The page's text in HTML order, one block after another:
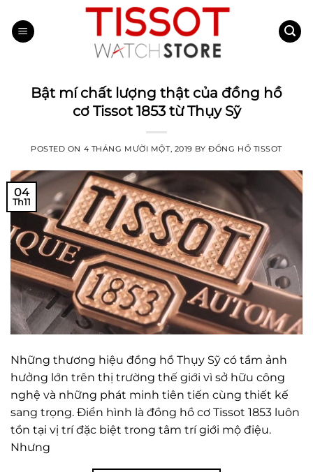
content
Bật mí chất lượng thật của đồng hồ
cơ Tissot 1853 từ Thụy Sỹ
POSTED ON 4 THÁNG MƯỜI MỘT, 2019 BYĐỒNG HỒ TISSOT
04
Th11
Những thương hiệu đồng hồ Thụy Sỹ có tầm ảnh
hưởng lớn trên thị trường thế giới vì sở hữu công
nghệ và những phát minh tiên tiến cùng thiết kế
sang trọng. Điển hình là đồng hồ cơ Tissot 1853 luôn
tồn tại vị trí đặc biệt trong tâm trí giới mộ điệu.
Nhưng